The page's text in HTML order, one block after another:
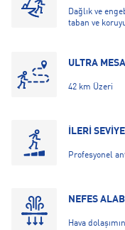
Dağlık ve
taban ve
ULTRA
42 km Üzeri
İLERİ
Profesyonel
NEFES
Hava